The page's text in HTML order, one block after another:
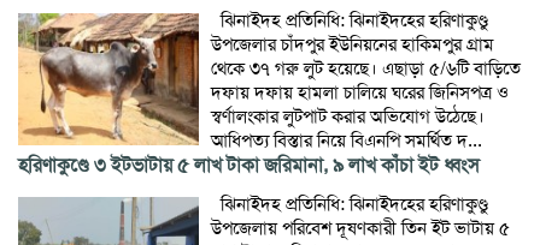
ঝিনাইদহ প্রতিনিধি: ঝিনাইদহের হরিণাকুণ্ডু
উপজেলার চাঁদপুর ইউনিয়নের হাকিমপুর গ্রাম
থেকে ৩৭ গরু লুট হয়েছে। এছাড়া ৫/৬টি বাড়িতে
দফায় দফায় হামলা চালিয়ে ঘরের জিনিসপত্র ও
স্বর্ণালংকার লুটপাট করার অভিযোগ উঠেছে।
আধিপত্য বিস্তার নিয়ে বিএনপি সমর্থিত দ...
হরিণাকুণ্ডে ৩ ইটভাটায় ৫ লাখ টাকা জরিমানা, ৯ লাখ কাঁচা ইট ধ্বংস
ঝিনাইদহ প্রতিনিধি: ঝিনাইদহের হরিণাকুণ্ডু
উপজেলায় পরিবেশ দূষণকারী তিন ইট ভাটায় ৫